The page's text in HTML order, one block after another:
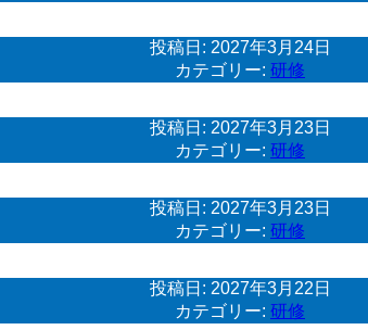
投稿日: 2027年3月24日
カテゴリー: 研修
投稿日: 2027年3月23日
カテゴリー: 研修
投稿日: 2027年3月23日
カテゴリー: 研修
投稿日: 2027年3月22日
カテゴリー: 研修